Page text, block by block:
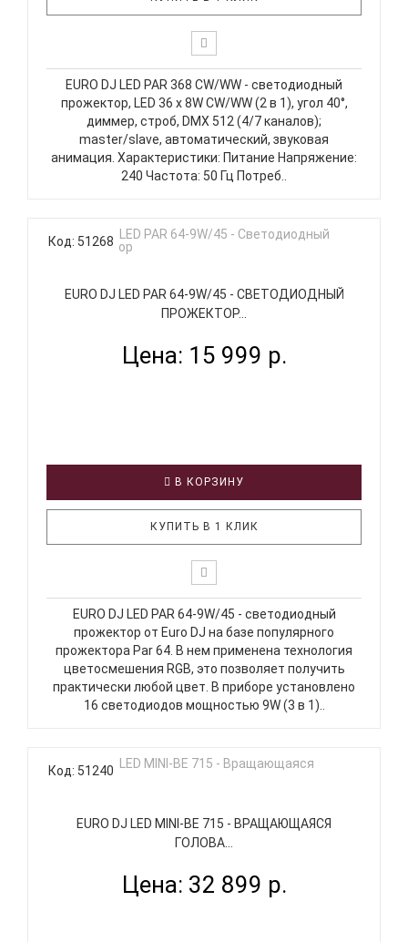
EURO DJ LED PAR 368 CW/WW - светодиодный
прожектор, LED 36 х 8W CW/WW (2 в 1), угол 40°,
диммер, строб, DMX 512 (4/7 каналов);
master/slave, автоматический, звуковая
анимация. Характеристики: Питание Напряжение:
240 Частота: 50 Гц Потреб..
Код: 51268
EURO DJ LED PAR 64-9W/45 - СВЕТОДИОДНЫЙ
ПРОЖЕКТОР...
Цена: 15 999 р.
В КОРЗИНУ
КУПИТЬ В 1 КЛИК
EURO DJ LED PAR 64-9W/45 - светодиодный
прожектор от Euro DJ на базе популярного
прожектора Par 64. В нем применена технология
цветосмешения RGB, это позволяет получить
практически любой цвет. В приборе установлено
16 светодиодов мощностью 9W (3 в 1)..
Код: 51240
EURO DJ LED MINI-BE 715 - ВРАЩАЮЩАЯСЯ
ГОЛОВА...
Цена: 32 899 р.